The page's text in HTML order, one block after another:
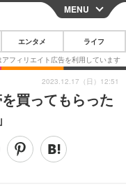
CLOSE
スマートフォン
その他
映画・ドラマ
MENU
エンタメ ライフ
買ってもらった
2023.12.17（日）12:51